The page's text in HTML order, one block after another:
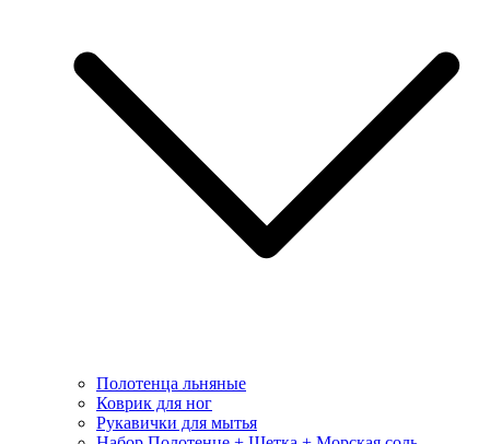
Полотенца льняные
Коврик для ног
Рукавички для мытья